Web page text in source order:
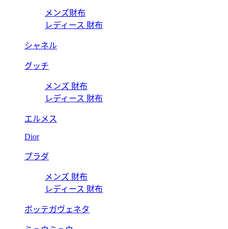
メンズ財布
レディース 財布
シャネル
グッチ
メンズ 財布
レディース 財布
エルメス
Dior
プラダ
メンズ 財布
レディース 財布
ボッテガヴェネタ